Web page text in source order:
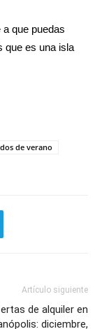
que puedas
que es una isla
de verano
Artículo siguiente
de alquiler en
diciembre,